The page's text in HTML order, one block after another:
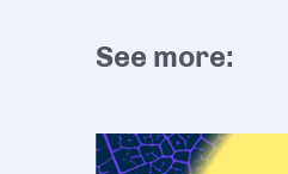
See more: